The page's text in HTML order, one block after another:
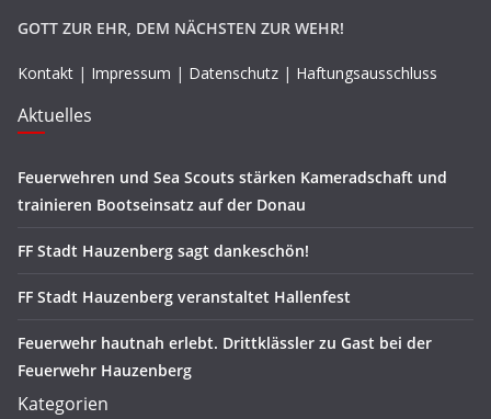
GOTT ZUR EHR, DEM NÄCHSTEN ZUR WEHR!
Kontakt | Impressum | Datenschutz | Haftungsausschluss
Aktuelles
Feuerwehren und Sea Scouts stärken Kameradschaft und
trainieren Bootseinsatz auf der Donau
FF Stadt Hauzenberg sagt dankeschön!
FF Stadt Hauzenberg veranstaltet Hallenfest
Feuerwehr hautnah erlebt. Drittklässler zu Gast bei der
Feuerwehr Hauzenberg
Kategorien